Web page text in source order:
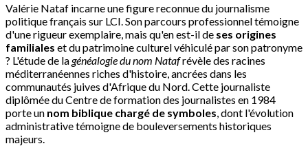
Valérie Nataf incarne une figure reconnue du journalisme
politique français sur LCI. Son parcours professionnel témoigne
d'une rigueur exemplaire, mais qu'en est-il de ses origines
familiales et du patrimoine culturel véhiculé par son patronyme
? L'étude de lagénéalogie du nom Natafrévèle des racines
méditerranéennes riches d'histoire, ancrées dans les
communautés juives d'Afrique du Nord. Cette journaliste
diplômée du Centre de formation des journalistes en 1984
porte un nom biblique chargé de symboles, dont l'évolution
administrative témoigne de bouleversements historiques
majeurs.